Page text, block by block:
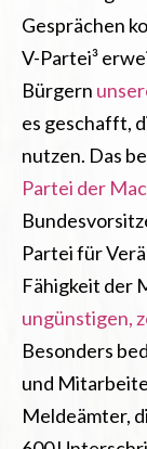
Gesprächen
V-Partei³
Bürgern
es geschafft,
nutzen. Das
Partei der
Partei für
Fähigkeit der
ungünstigen,
Besonders
und
Meldeämter,